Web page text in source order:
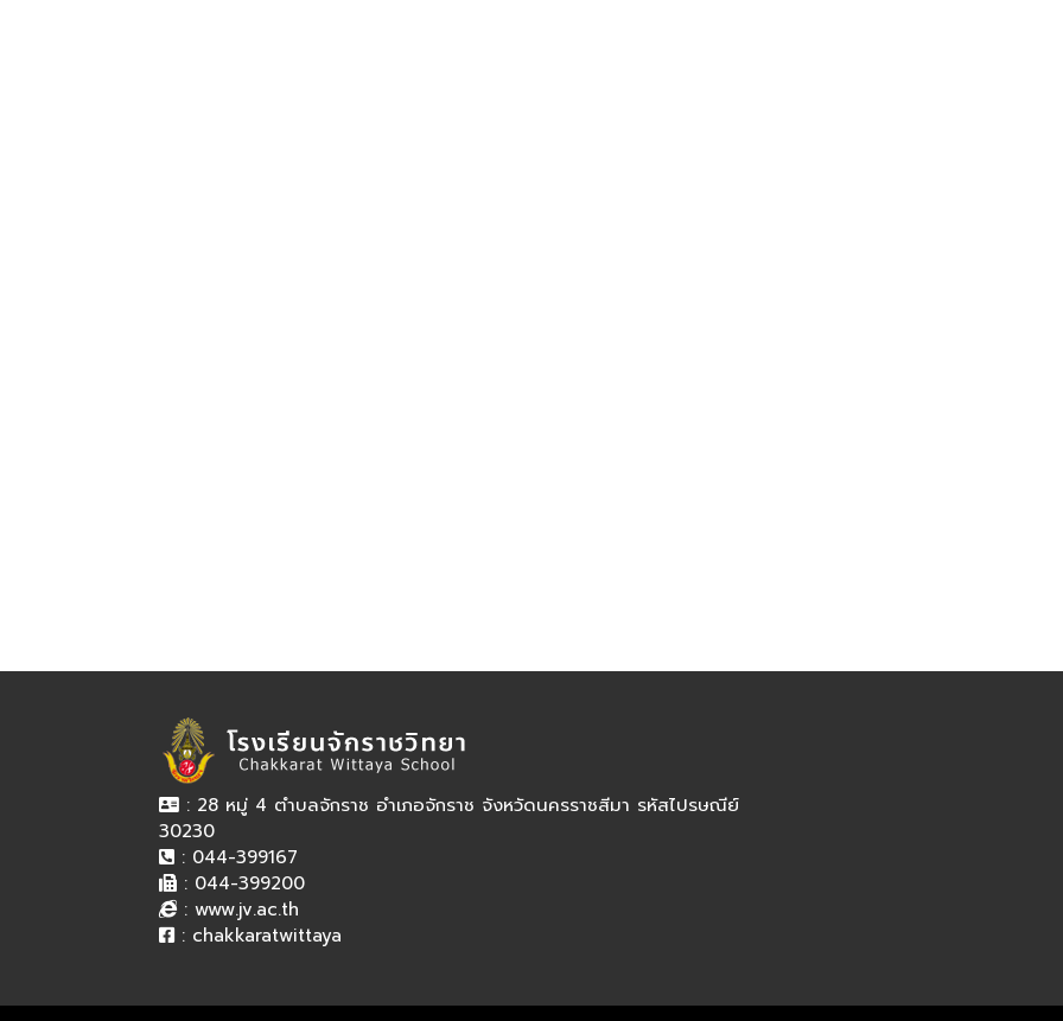
: 28 หมู่ 4 ตำบลจักราช อำเภอจักราช จังหวัดนครราชสีมา รหัสไปรษณีย์
30230
: 044-399167
: 044-399200
: www.jv.ac.th
: chakkaratwittaya